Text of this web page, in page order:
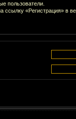
пользователи.
ссылку «Регистрация» в